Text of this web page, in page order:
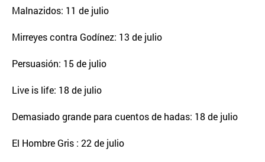
Malnazidos: 11 de julio
Mirreyes contra Godínez: 13 de julio
Persuasión: 15 de julio
Live is life: 18 de julio
Demasiado grande para cuentos de hadas: 18 de julio
El Hombre Gris : 22 de julio